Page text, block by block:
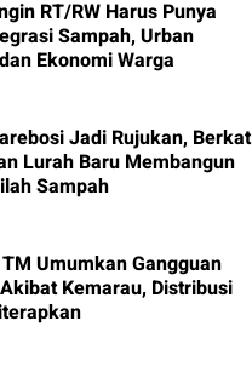
RT/RW Harus Punya
Sampah, Urban
Ekonomi Warga
Jadi Rujukan, Berkat
Lurah Baru Membangun
Sampah
Umumkan Gangguan
Kemarau, Distribusi